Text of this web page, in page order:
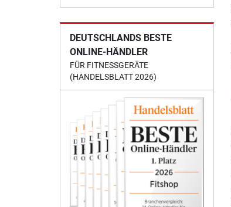
DEUTSCHLANDS BESTE
ONLINE-HÄNDLER
FÜR FITNESSGERÄTE
(HANDELSBLATT 2026)